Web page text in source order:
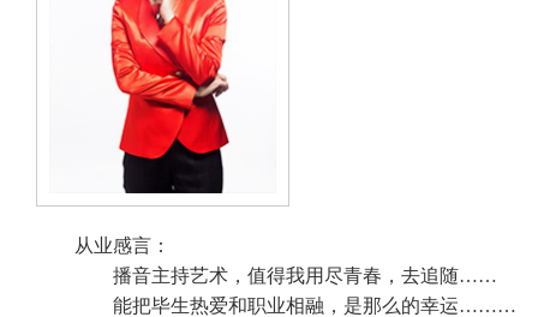
从业感言：
播音主持艺术，值得我用尽青春，去追随……
能把毕生热爱和职业相融，是那么的幸运………